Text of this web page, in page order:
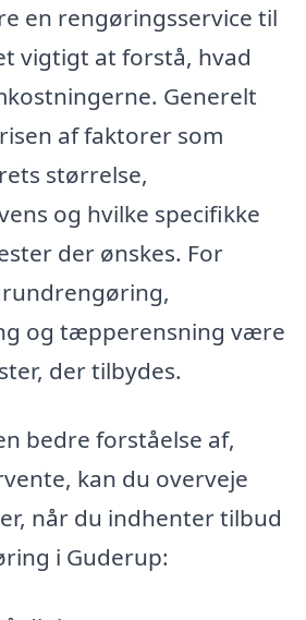
en rengøringsservice til
vigtigt at forstå, hvad
Generelt
af faktorer som
størrelse,
og hvilke specifikke
der ønskes. For
og tæpperensning være
der tilbydes.
bedre forståelse af,
kan du overveje
når du indhenter tilbud
i Guderup: